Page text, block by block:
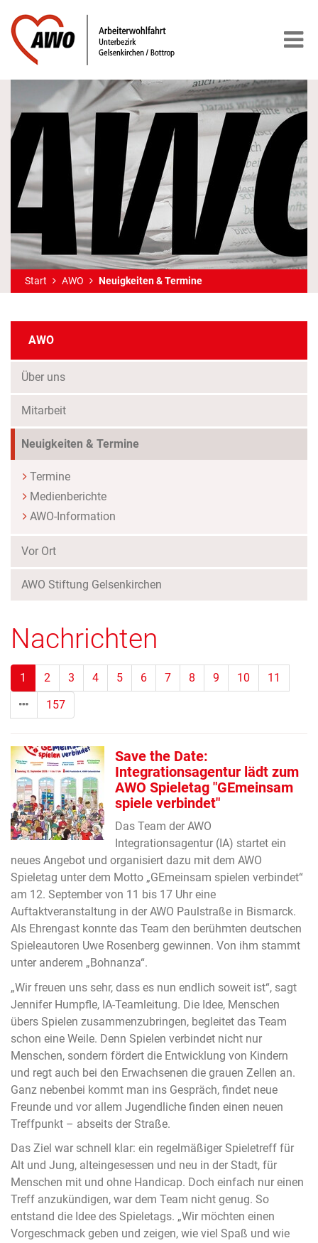
Start AWO Neuigkeiten & Termine
AWO
Über uns
Mitarbeit
Neuigkeiten & Termine
Termine
Medienberichte
AWO-Information
Vor Ort
AWO Stiftung Gelsenkirchen
Nachrichten
1 (Standort)
2 3 4 5 6 7 8 9 10
11
157
Save the Date:
Integrationsagentur lädt zum
AWO Spieletag "GEmeinsam
spiele verbindet"
Das Team der AWO
Integrationsagentur (IA) startet ein
neues Angebot und organisiert dazu mit dem AWO
Spieletag unter dem Motto „GEmeinsam spielen verbindet“
am 12. September von 11 bis 17 Uhr eine
Auftaktveranstaltung in der AWO Paulstraße in Bismarck.
Als Ehrengast konnte das Team den berühmten deutschen
Spieleautoren Uwe Rosenberg gewinnen. Von ihm stammt
unter anderem „Bohnanza“.
„Wir freuen uns sehr, dass es nun endlich soweit ist“, sagt
Jennifer Humpfle, IA-Teamleitung. Die Idee, Menschen
übers Spielen zusammenzubringen, begleitet das Team
schon eine Weile. Denn Spielen verbindet nicht nur
Menschen, sondern fördert die Entwicklung von Kindern
und regt auch bei den Erwachsenen die grauen Zellen an.
Ganz nebenbei kommt man ins Gespräch, findet neue
Freunde und vor allem Jugendliche finden einen neuen
Treffpunkt – abseits der Straße.
Das Ziel war schnell klar: ein regelmäßiger Spieletreff für
Alt und Jung, alteingesessen und neu in der Stadt, für
Menschen mit und ohne Handicap. Doch einfach nur einen
Treff anzukündigen, war dem Team nicht genug. So
entstand die Idee des Spieletags. „Wir möchten einen
Vorgeschmack geben und zeigen, wie viel Spaß und wie